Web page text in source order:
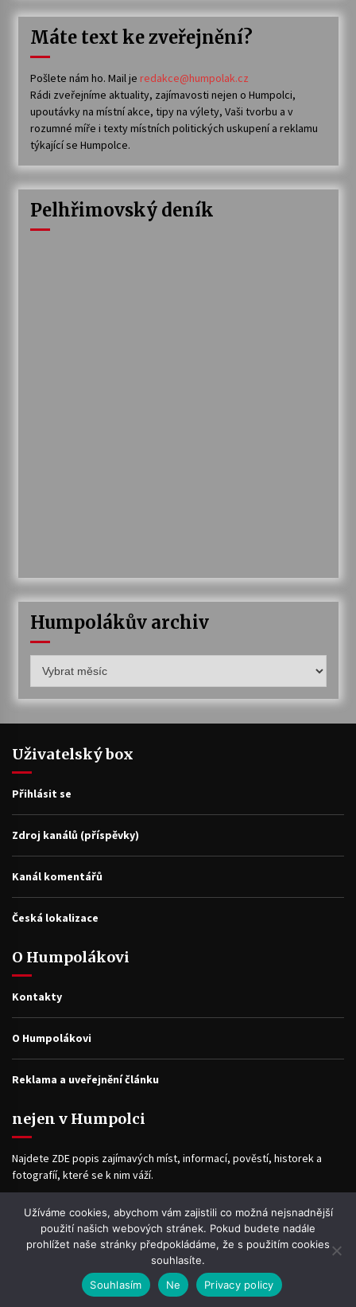
Máte text ke zveřejnění?
Pošlete nám ho. Mail je redakce@humpolak.cz
Rádi zveřejníme aktuality, zajímavosti nejen o Humpolci,
upoutávky na místní akce, tipy na výlety, Vaši tvorbu a v
rozumné míře i texty místních politických uskupení a reklamu
týkající se Humpolce.
Pelhřimovský deník
Humpolákův archiv
archiv
Uživatelský box
Přihlásit se
Zdroj kanálů (příspěvky)
Kanál komentářů
Česká lokalizace
O Humpolákovi
Kontakty
O Humpolákovi
Reklama a uveřejnění článku
nejen v Humpolci
Najdete ZDE popis zajímavých míst, informací, pověstí, historek a
fotografíí, které se k nim váží.
Facebook
Užíváme cookies, abychom vám zajistili co možná nejsnadnější
použití našich webových stránek. Pokud budete nadále
prohlížet naše stránky předpokládáme, že s použitím cookies
souhlasíte.
Souhlasím
Ne Privacy policy